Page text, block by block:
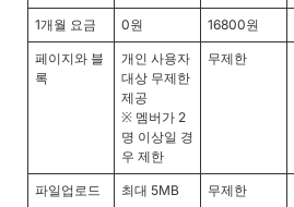
1개월 요금 0원 16800원
페이지와 블
록
개인 사용자
대상 무제한
제공
※ 멤버가 2
명 이상일 경
우 제한
무제한
파일업로드 최대 5MB 무제한